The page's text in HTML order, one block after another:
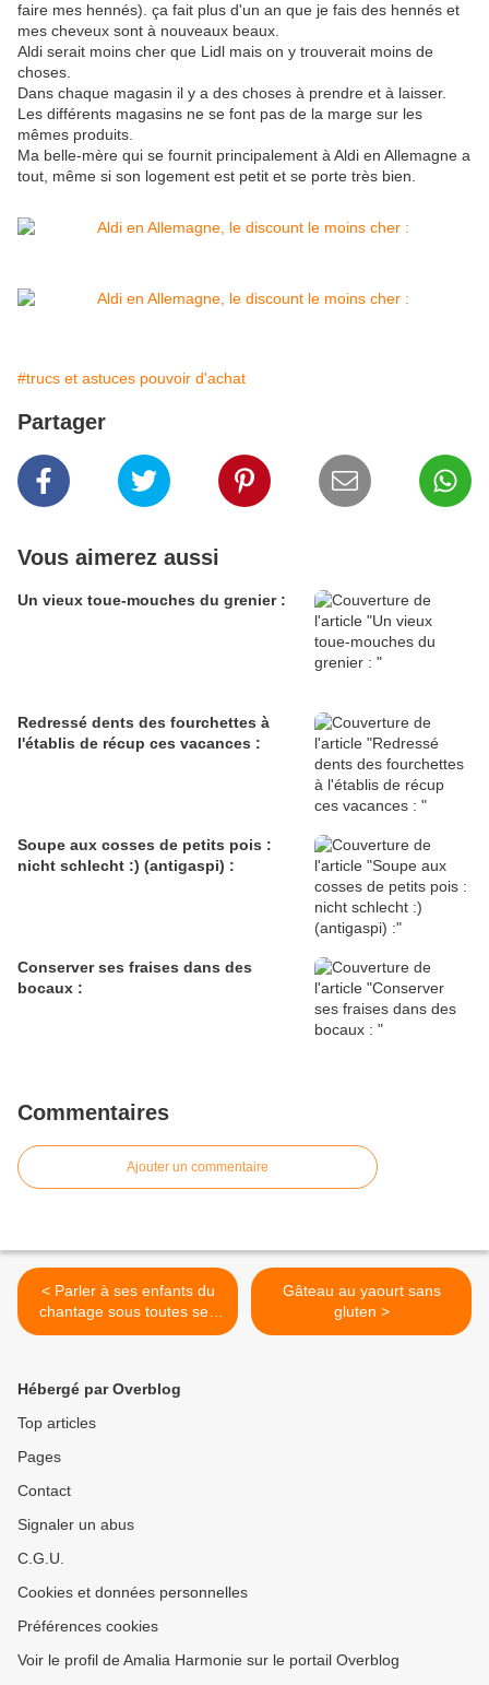
faire mes hennés). ça fait plus d'un an que je fais des hennés et
mes cheveux sont à nouveaux beaux.
Aldi serait moins cher que Lidl mais on y trouverait moins de
choses.
Dans chaque magasin il y a des choses à prendre et à laisser.
Les différents magasins ne se font pas de la marge sur les
mêmes produits.
Ma belle-mère qui se fournit principalement à Aldi en Allemagne a
tout, même si son logement est petit et se porte très bien.
#trucs et astuces pouvoir d'achat
Partager
Vous aimerez aussi
Un vieux toue-mouches du grenier :
Redressé dents des fourchettes à
l'établis de récup ces vacances :
Soupe aux cosses de petits pois :
nicht schlecht :) (antigaspi) :
Conserver ses fraises dans des
bocaux :
Commentaires
Ajouter un commentaire
< Parler à ses enfants du
chantage sous toutes ses
formes :
Gâteau au yaourt sans
gluten >
Hébergé par Overblog
Top articles
Pages
Contact
Signaler un abus
C.G.U.
Cookies et données personnelles
Préférences cookies
Voir le profil de Amalia Harmonie sur le portail Overblog